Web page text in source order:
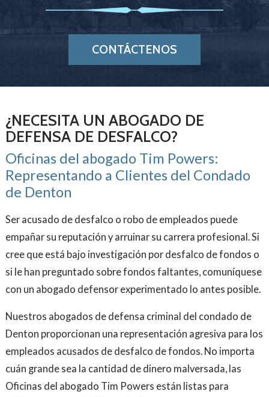
CONTÁCTENOS
¿NECESITA UN ABOGADO DE
DEFENSA DE DESFALCO?
Oficinas del abogado Tim Powers:
Representando a Clientes del Condado
de Denton
Ser acusado de desfalco o robo de empleados puede
empañar su reputación y arruinar su carrera profesional. Si
cree que está bajo investigación por desfalco de fondos o
si le han preguntado sobre fondos faltantes, comuníquese
con un abogado defensor experimentado lo antes posible.
Nuestros abogados de defensa criminal del condado de
Denton proporcionan una representación agresiva para los
empleados acusados ​​de desfalco de fondos. No importa
cuán grande sea la cantidad de dinero malversada, las
Oficinas del abogado Tim Powers están listas para